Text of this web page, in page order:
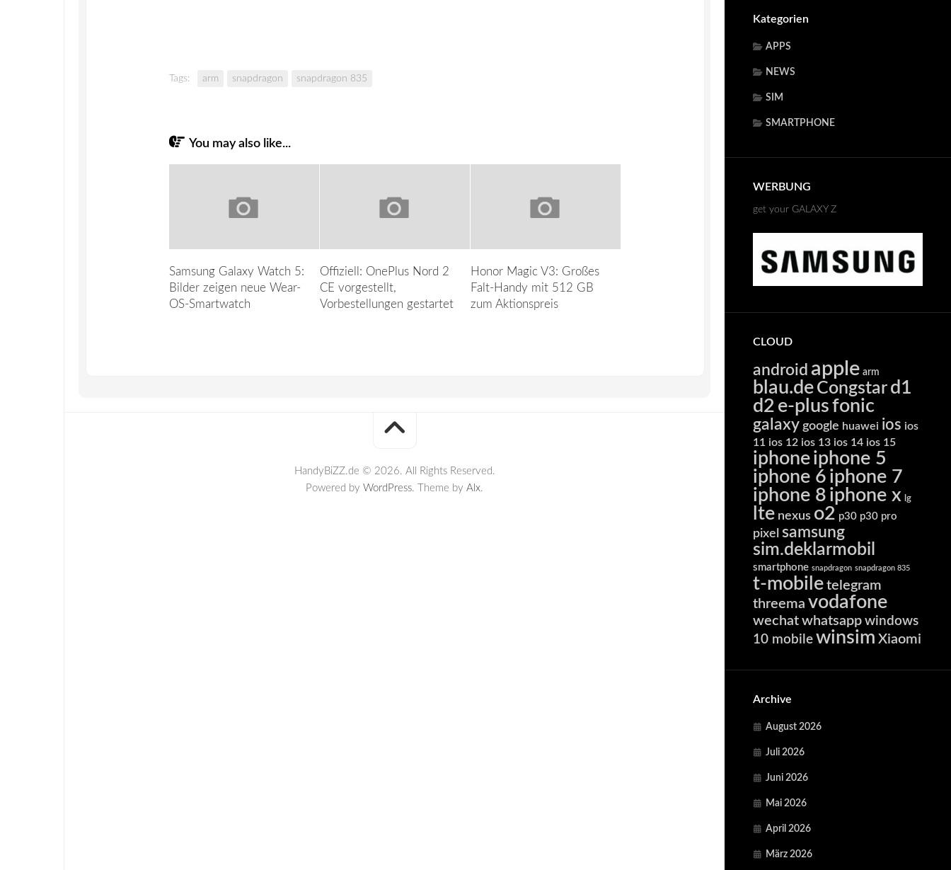
Kategorien
APPS
NEWS
SIM
SMARTPHONE
WERBUNG
get your GALAXY Z
CLOUD
android apple arm
blau.de Congstar d1
d2 e-plusfonic
galaxy google huawei ios ios
11 ios 12 ios 13 ios 14 ios 15
iphoneiphone 5
iphone 6 iphone 7
iphone 8 iphone x lg
lte nexus o2 p30 p30 pro
pixel samsung
sim.deklarmobil
smartphone snapdragon snapdragon 835
t-mobile telegram
threema vodafone
wechat whatsapp windows
10 mobile winsim Xiaomi
Archive
August 2026
Juli 2026
Juni 2026
Mai 2026
April 2026
März 2026
Tags: arm snapdragon snapdragon 835
You may also like...
Samsung Galaxy Watch 5:
Bilder zeigen neue Wear-
OS-Smartwatch
Offiziell: OnePlus Nord 2
CE vorgestellt,
Vorbestellungen gestartet
Honor Magic V3: Großes
Falt-Handy mit 512 GB
zum Aktionspreis
HandyBiZZ.de © 2026. All Rights Reserved.
Powered by WordPress. Theme by Alx.